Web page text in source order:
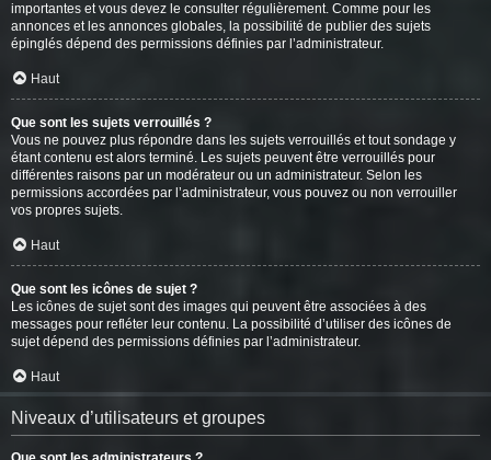
importantes et vous devez le consulter régulièrement. Comme pour les
annonces et les annonces globales, la possibilité de publier des sujets
épinglés dépend des permissions définies par l’administrateur.
Haut
Que sont les sujets verrouillés ?
Vous ne pouvez plus répondre dans les sujets verrouillés et tout sondage y
étant contenu est alors terminé. Les sujets peuvent être verrouillés pour
différentes raisons par un modérateur ou un administrateur. Selon les
permissions accordées par l’administrateur, vous pouvez ou non verrouiller
vos propres sujets.
Haut
Que sont les icônes de sujet ?
Les icônes de sujet sont des images qui peuvent être associées à des
messages pour refléter leur contenu. La possibilité d’utiliser des icônes de
sujet dépend des permissions définies par l’administrateur.
Haut
Niveaux d’utilisateurs et groupes